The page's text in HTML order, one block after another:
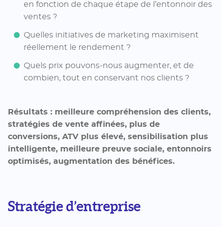
en fonction de chaque étape de l’entonnoir des
ventes ?
Quelles initiatives de marketing maximisent
réellement le rendement ?
Quels prix pouvons-nous augmenter, et de
combien, tout en conservant nos clients ?
Résultats : meilleure compréhension des clients,
stratégies de vente affinées, plus de
conversions, ATV plus élevé, sensibilisation plus
intelligente, meilleure preuve sociale, entonnoirs
optimisés, augmentation des bénéfices.
Stratégie d’entreprise